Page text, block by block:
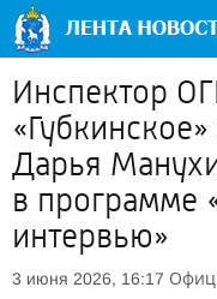
Инспектор
Дарья
в программе
интервью»
3 июня 2026, 16:17